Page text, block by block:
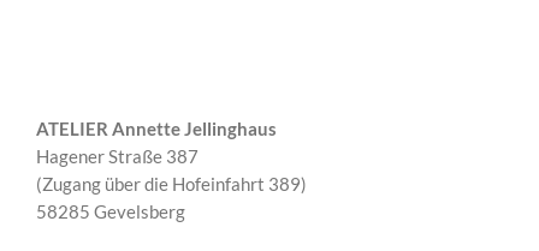
ATELIER Annette Jellinghaus
Hagener Straße 387
(Zugang über die Hofeinfahrt 389)
58285 Gevelsberg